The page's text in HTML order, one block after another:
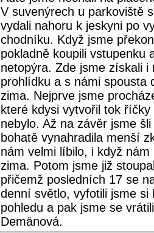
V suvenýrech u parkoviště
vydali nahoru k jeskyni po
chodníku. Když jsme
pokladně koupili vstupenku
netopýra. Zde jsme získali
prohlídku a s námi spousta
zima. Nejprve jsme
které kdysi vytvořil tok
nebylo. Až na závěr jsme
bohatě vynahradila menší
nám velmi líbilo, i když
zima. Potom jsme již
přičemž posledních 17 se
denní světlo, vyfotili jsme
pohledu a pak jsme se
Demänová.